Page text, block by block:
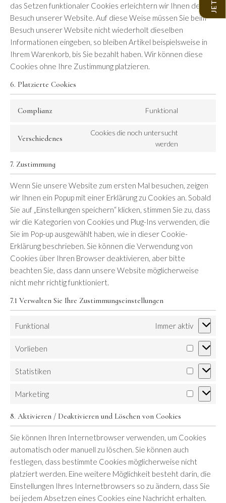
das Setzen funktionaler Cookies erleichtern wir Ihnen den
Besuch unserer Website. Auf diese Weise müssen Sie beim
Besuch unserer Website nicht wiederholt dieselben
Informationen eingeben, so bleiben Artikel beispielsweise in
Ihrem Warenkorb, bis Sie bezahlt haben. Wir können diese
Cookies ohne Ihre Zustimmung platzieren.
6. Platzierte Cookies
Complianz Funktional
Verschiedenes
Cookies die noch untersucht
werden
7. Zustimmung
Wenn Sie unsere Website zum ersten Mal besuchen, zeigen
wir Ihnen ein Popup mit einer Erklärung zu Cookies an. Sobald
Sie auf „Einstellungen speichern“ klicken, stimmen Sie zu, dass
wir die Kategorien von Cookies und Plug-Ins verwenden, die
Sie im Pop-up ausgewählt haben, wie in dieser Cookie-
Erklärung beschrieben. Sie können die Verwendung von
Cookies über Ihren Browser deaktivieren, aber bitte
beachten Sie, dass dann unsere Website möglicherweise
nicht mehr richtig funktioniert.
7.1 Verwalten Sie Ihre Zustimmungseinstellungen
Funktional Immer aktiv
Vorlieben
Statistiken
Marketing
8. Aktivieren / Deaktivieren und Löschen von Cookies
Sie können Ihren Internetbrowser verwenden, um Cookies
automatisch oder manuell zu löschen. Sie können auch
festlegen, dass bestimmte Cookies möglicherweise nicht
platziert werden. Eine weitere Möglichkeit besteht darin, die
Einstellungen Ihres Internetbrowsers so zu ändern, dass Sie
bei jedem Absetzen eines Cookies eine Nachricht erhalten.